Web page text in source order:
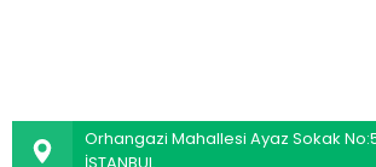
Orhangazi Mahallesi Ayaz Sokak